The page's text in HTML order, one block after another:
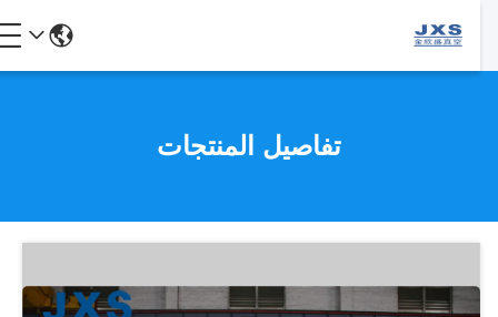
تفاصيل المنتجات